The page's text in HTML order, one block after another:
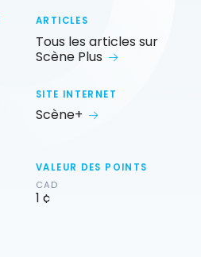
ARTICLES
Tous les articles sur
Scène Plus
SITE INTERNET
Scène+
VALEUR DES POINTS
CAD
1 ¢